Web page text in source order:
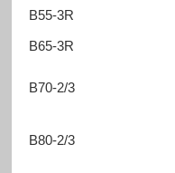
B55-3R
B65-3R
B70-2/3
B80-2/3